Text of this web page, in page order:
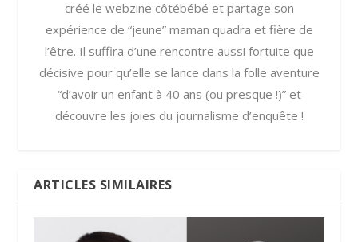
créé le webzine côtébébé et partage son
expérience de “jeune” maman quadra et fière de
l’être. Il suffira d’une rencontre aussi fortuite que
décisive pour qu’elle se lance dans la folle aventure
“d’avoir un enfant à 40 ans (ou presque !)” et
découvre les joies du journalisme d’enquête !
ARTICLES SIMILAIRES